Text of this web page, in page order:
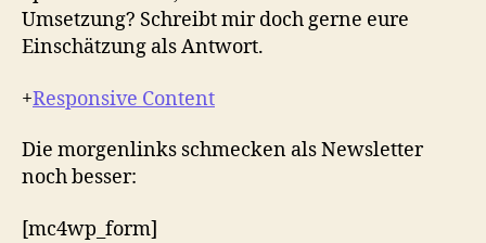
Umsetzung? Schreibt mir doch gerne eure
Einschätzung als Antwort.
+Responsive Content
Die morgenlinks schmecken als Newsletter
noch besser:
[mc4wp_form]